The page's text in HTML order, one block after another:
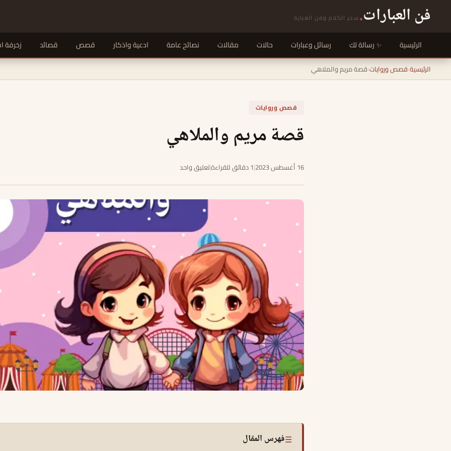
فن العبارات. سحر الكلام وفن العبارة
الرئيسية رسالة لك رسائل وعبارات حالات مقالات نصائح عامة ادعية واذكار قصص قصائد زخرفة
الرئيسية›قصص وروايات›قصة مريم والملاهي
قصص وروايات
قصة مريم والملاهي
16 أغسطس 2023 |1 دقائق للقراءة |تعليق واحد
☰فهرس المقال